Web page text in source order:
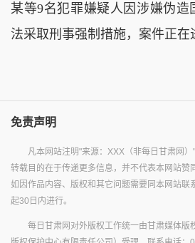
某等9名犯罪嫌疑人因涉嫌伪造
法采取刑事强制措施，案件正在
免责声明
凡本网站注明"来源：XXX（非每日甘肃网）
转载目的在于传递更多信息，并不代表本网站赞
如因作品内容、版权和其它问题需要同本网站联
起30日内进行。
每日甘肃网对外版权工作统一由甘肃媒体版